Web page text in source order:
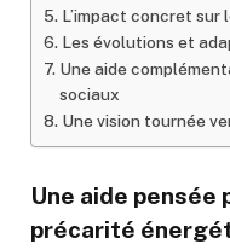
L’impact concret sur
Les évolutions et
Une aide
sociaux
Une vision tournée
Une aide
précarité